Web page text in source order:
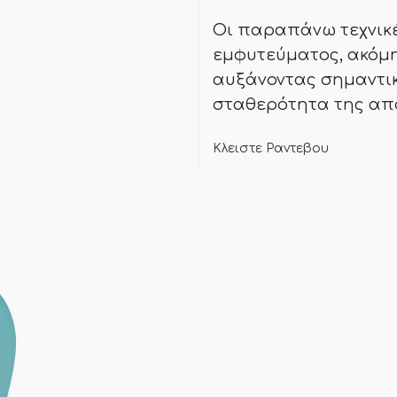
Οι παραπάνω
εμφυτεύματος,
αυξάνοντας
σταθερότητα της
Κλειστε Ραντεβου